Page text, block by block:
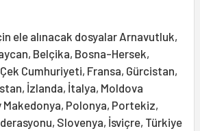
ele alınacak dosyalar Arnavutluk,
Belçika, Bosna-Hersek,
Cumhuriyeti, Fransa, Gürcistan,
İzlanda, İtalya, Moldova
Makedonya, Polonya, Portekiz,
Slovenya, İsviçre, Türkiye